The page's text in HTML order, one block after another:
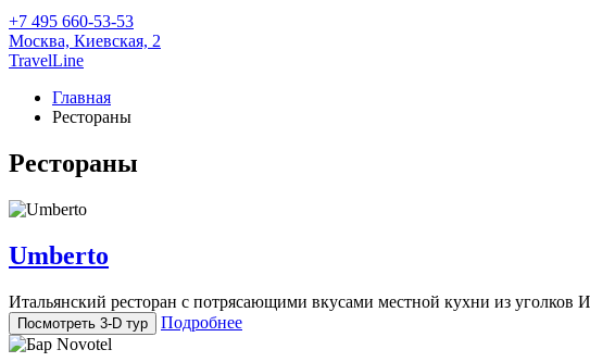
+7 495 660-53-53
Москва, Киевская, 2
TravelLine
Главная
Рестораны
Рестораны
Umberto
Итальянский ресторан с потрясающими вкусами местной кухни из уголков
Посмотреть 3-D тур Подробнее